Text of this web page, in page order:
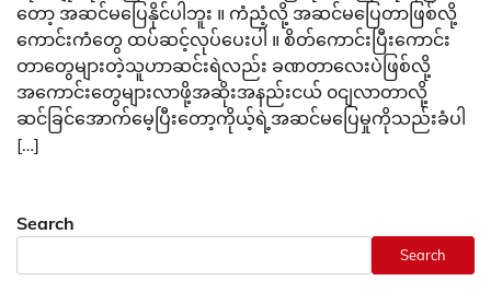
တော့ အဆင်မပြေနိုင်ပါဘူး ။ ကံညံ့လို့ အဆင်မပြေတာဖြစ်လို့
ကောင်းကံတွေ ထပ်ဆင့်လုပ်ပေးပါ ။ စိတ်ကောင်းပြီးကောင်း
တာတွေများတဲ့သူဟာဆင်းရဲလည်း ခဏတာလေးပဲဖြစ်လို့
အကောင်းတွေများလာဖို့အဆိုးအနည်းငယ် ၀ငျလာတာလို့
ဆင်ခြင်အောက်မေ့ပြီးတော့ကိုယ့်ရဲ့အဆင်မပြေမှုကိုသည်းခံပါ
[…]
Search
Search